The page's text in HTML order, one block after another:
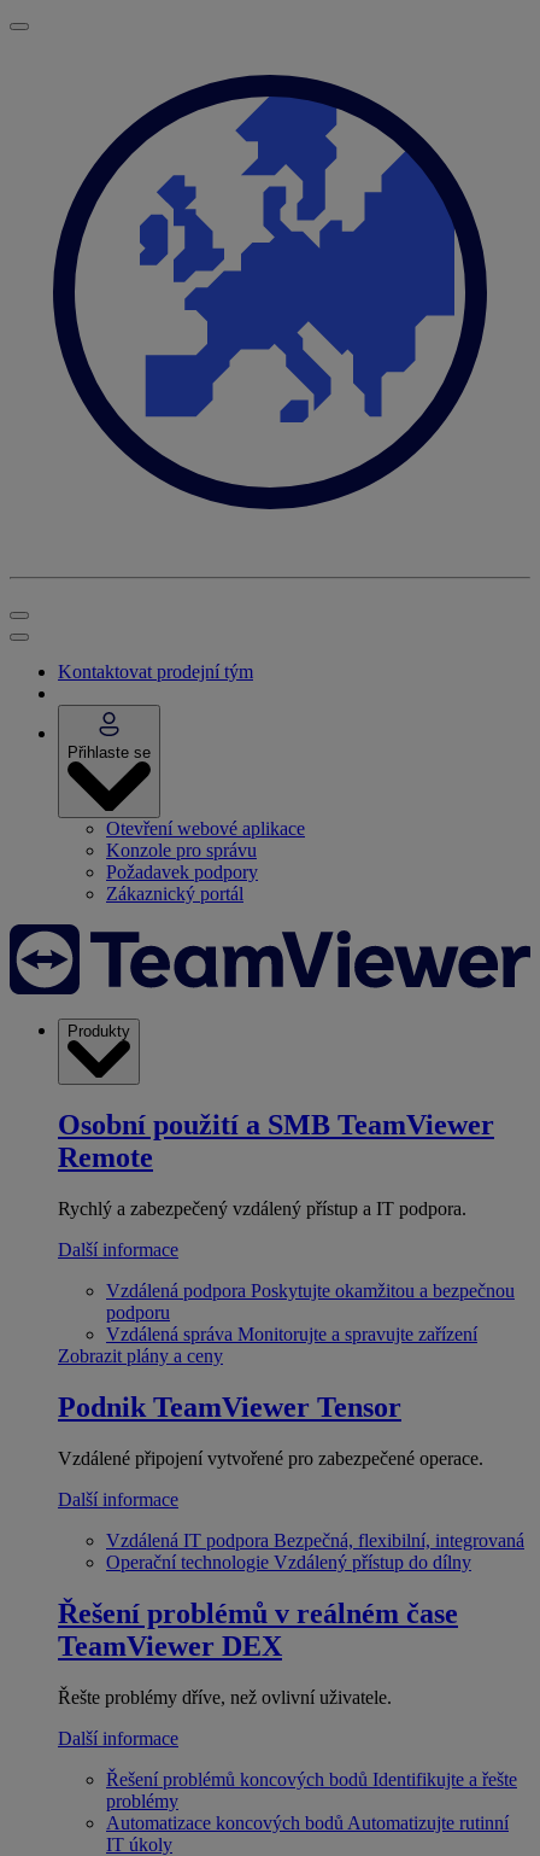
Kontaktovat prodejní tým
Přihlaste se
Otevření webové aplikace
Konzole pro správu
Požadavek podpory
Zákaznický portál
Produkty
Osobní použití a SMB TeamViewer
Remote
Rychlý a zabezpečený vzdálený přístup a IT podpora.
Další informace
Vzdálená podpora Poskytujte okamžitou a bezpečnou
podporu
Vzdálená správa Monitorujte a spravujte zařízení
Zobrazit plány a ceny
Podnik TeamViewer Tensor
Vzdálené připojení vytvořené pro zabezpečené operace.
Další informace
Vzdálená IT podpora Bezpečná, flexibilní, integrovaná
Operační technologie Vzdálený přístup do dílny
Řešení problémů v reálném čase
TeamViewer DEX
Řešte problémy dříve, než ovlivní uživatele.
Další informace
Řešení problémů koncových bodů Identifikujte a řešte
problémy
Automatizace koncových bodů Automatizujte rutinní
IT úkoly